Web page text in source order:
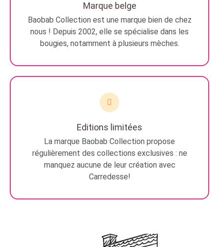
Marque belge
Baobab Collection est une marque bien de chez
nous ! Depuis 2002, elle se spécialise dans les
bougies, notamment à plusieurs mèches.
Editions limitées
La marque Baobab Collection propose
régulièrement des collections exclusives : ne
manquez aucune de leur création avec
Carredesse!